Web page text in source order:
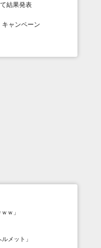
結果発表
ャンペーン
ｗ 」
メット 」